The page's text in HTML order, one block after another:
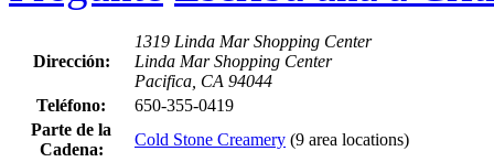
Dirección:
1319 Linda Mar Shopping Center
Linda Mar Shopping Center
Pacifica, CA 94044
Teléfono:
650-355-0419
Parte de la
Cadena:
Cold Stone Creamery (9 area locations)